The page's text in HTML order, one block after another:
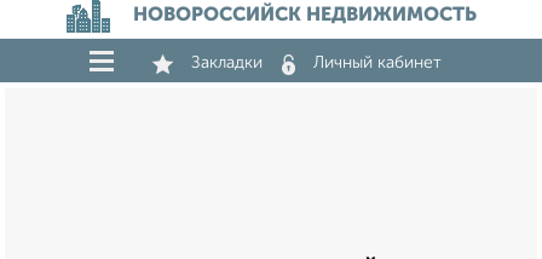
НОВОРОССИЙСК НЕДВИЖИМОСТЬ
Закладки Личный кабинет